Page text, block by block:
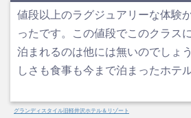
値段以上のラグジュアリーな体験
ったです。この値段でこのクラス
泊まれるのは他には無いのでしょ
しさも食事も今まで泊まったホテ
グランディスタイル旧軽井沢ホテル＆リゾート